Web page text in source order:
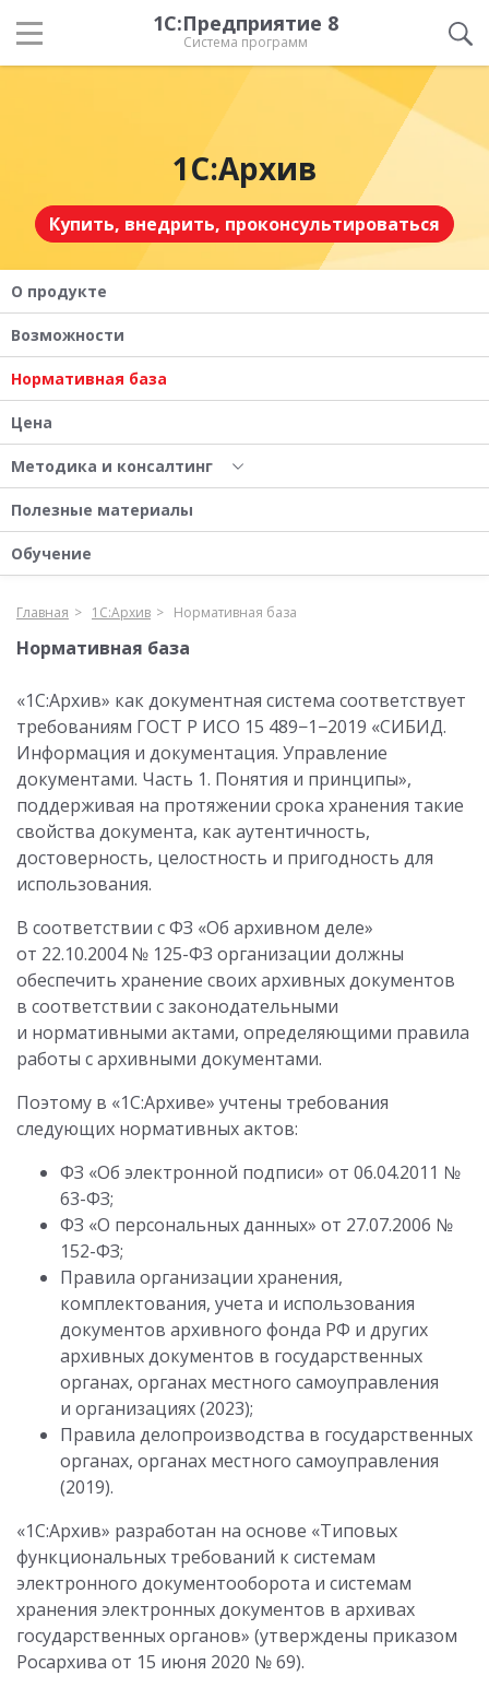
1С:Предприятие 8
Система программ
1С:Архив
Купить, внедрить, проконсультироваться
О продукте
Возможности
Нормативная база
Цена
Методика и консалтинг
Полезные материалы
Обучение
Главная 1С:Архив Нормативная база
Нормативная база
«1С:Архив» как документная система соответствует
требованиям ГОСТ Р ИСО 15 489−1−2019 «СИБИД.
Информация и документация. Управление
документами. Часть 1. Понятия и принципы»,
поддерживая на протяжении срока хранения такие
свойства документа, как аутентичность,
достоверность, целостность и пригодность для
использования.
В соответствии с ФЗ «Об архивном деле»
от 22.10.2004№ 125-ФЗ организации должны
обеспечить хранение своих архивных документов
в соответствии с законодательными
и нормативными актами, определяющими правила
работы с архивными документами.
Поэтому в «1С:Архиве» учтены требования
следующих нормативных актов:
ФЗ «Об электронной подписи» от 06.04.2011 №
63-ФЗ;
ФЗ «О персональных данных» от 27.07.2006 №
152-ФЗ;
Правила организации хранения,
комплектования, учета и использования
документов архивного фонда РФ и других
архивных документов в государственных
органах, органах местного самоуправления
и организациях (2023);
Правила делопроизводства в государственных
органах, органах местного самоуправления
(2019).
«1С:Архив» разработан на основе «Типовых
функциональных требований к системам
электронного документооборота и системам
хранения электронных документов в архивах
государственных органов» (утверждены приказом
Росархива от 15 июня 2020 № 69).